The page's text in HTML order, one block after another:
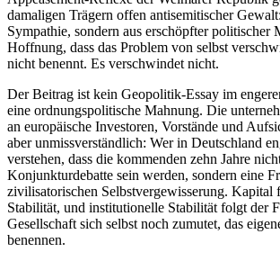
damaligen Trägern offen antisemitischer
Sympathie, sondern aus erschöpfter politischer
Hoffnung, dass das Problem von selbst
nicht benennt. Es verschwindet nicht.
Der Beitrag ist kein Geopolitik-Essay im
eine ordnungspolitische Mahnung. Die
an europäische Investoren, Vorstände und
aber unmissverständlich: Wer in Deutschland
verstehen, dass die kommenden zehn Jahre
Konjunkturdebatte sein werden, sondern eine
zivilisatorischen Selbstvergewisserung. Kapital
Stabilität, und institutionelle Stabilität folgt der
Gesellschaft sich selbst noch zumutet, das
benennen.